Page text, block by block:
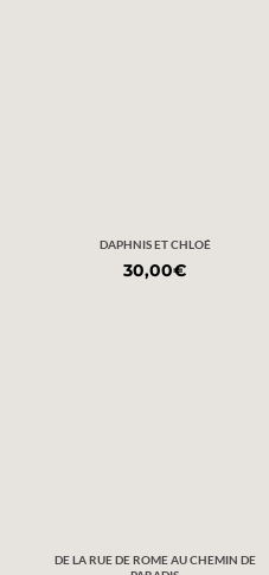
DAPHNIS ET CHLOÉ
30,00€
DE LA RUE DE ROME AU CHEMIN DE